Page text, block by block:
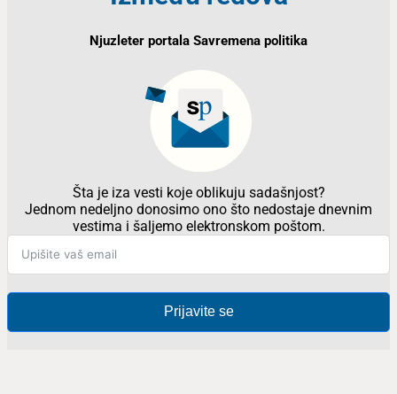
Njuzleter portala Savremena politika
Šta je iza vesti koje oblikuju sadašnjost?
Jednom nedeljno donosimo ono što nedostaje dnevnim
vestima i šaljemo elektronskom poštom.
Prijavite se